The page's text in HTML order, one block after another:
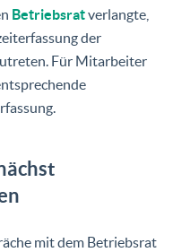
Betriebsratverlangte,
der
Für Mitarbeiter
mit dem Betriebsrat